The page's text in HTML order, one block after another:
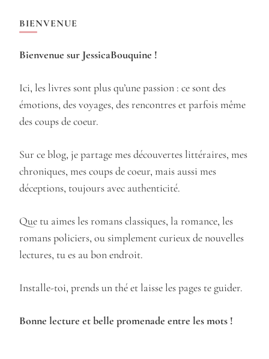
BIENVENUE
Bienvenue sur JessicaBouquine !
Ici, les livres sont plus qu’une passion : ce sont des
émotions, des voyages, des rencontres et parfois même
des coups de coeur.
Sur ce blog, je partage mes découvertes littéraires, mes
chroniques, mes coups de coeur, mais aussi mes
déceptions, toujours avec authenticité.
Que tu aimes les romans classiques, la romance, les
romans policiers, ou simplement curieux de nouvelles
lectures, tu es au bon endroit.
Installe-toi, prends un thé et laisse les pages te guider.
Bonne lecture et belle promenade entre les mots !